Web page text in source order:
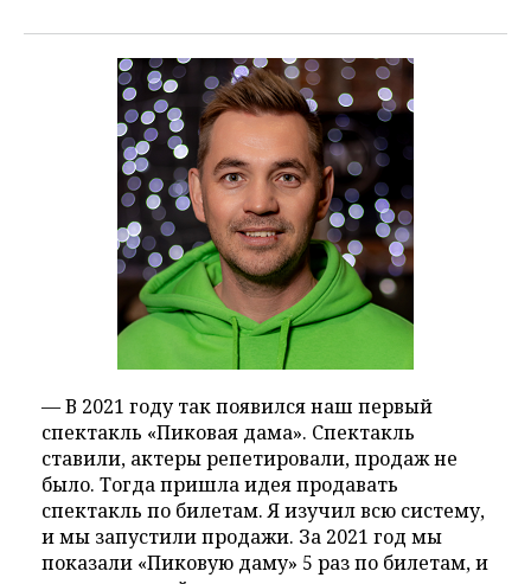
— В 2021 году так появился наш первый
спектакль «Пиковая дама». Спектакль
ставили, актеры репетировали, продаж не
было. Тогда пришла идея продавать
спектакль по билетам. Я изучил всю систему,
и мы запустили продажи. За 2021 год мы
показали «Пиковую даму» 5 раз по билетам, и